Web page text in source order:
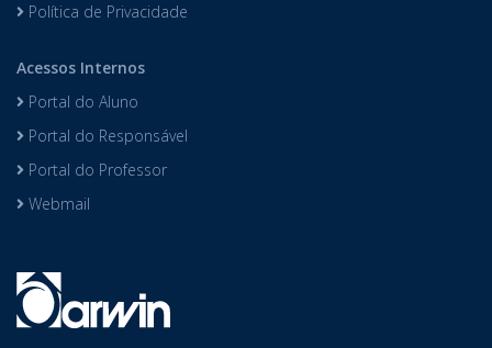
Política de Privacidade
Acessos Internos
Portal do Aluno
Portal do Responsável
Portal do Professor
Webmail